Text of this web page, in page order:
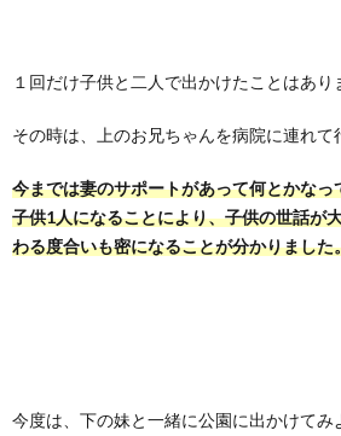
１回だけ子供と二人で出かけたことはあり
その時は、上のお兄ちゃんを病院に連れて
今までは妻のサポートがあって何とかな
子供1人になることにより、子供の世話が
わる度合いも密になることが分かりました
今度は、下の妹と一緒に公園に出かけてみ